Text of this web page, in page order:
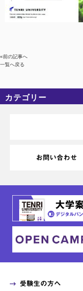
«前の記事へ
一覧へ戻る
カテゴリー
お問い合わせ
受験生の方へ